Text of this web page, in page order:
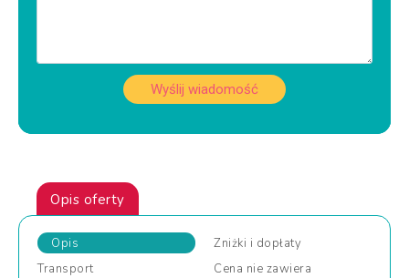
Wyślij wiadomość
Opis oferty
Opis Zniżki i dopłaty
Transport
Cena nie zawiera